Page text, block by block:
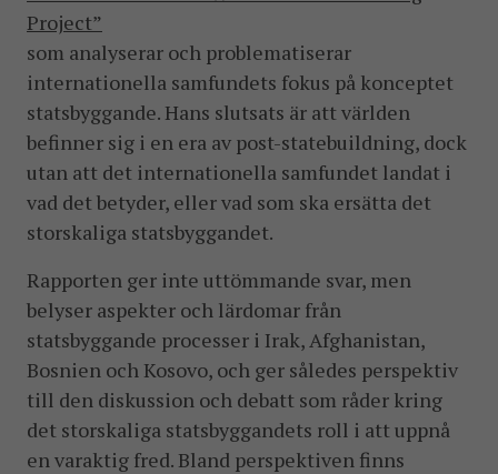
Project”
som analyserar och problematiserar
internationella samfundets fokus på konceptet
statsbyggande. Hans slutsats är att världen
befinner sig i en era av post-statebuildning, dock
utan att det internationella samfundet landat i
vad det betyder, eller vad som ska ersätta det
storskaliga statsbyggandet.
Rapporten ger inte uttömmande svar, men
belyser aspekter och lärdomar från
statsbyggande processer i Irak, Afghanistan,
Bosnien och Kosovo, och ger således perspektiv
till den diskussion och debatt som råder kring
det storskaliga statsbyggandets roll i att uppnå
en varaktig fred. Bland perspektiven finns